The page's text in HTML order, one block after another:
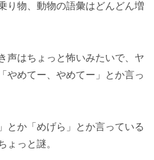
り物、動物の語彙はどんどん増
声はちょっと怖いみたいで、ヤ
やめてー、やめてー」とか言っ
とか「めげら」とか言っている
ょっと謎。